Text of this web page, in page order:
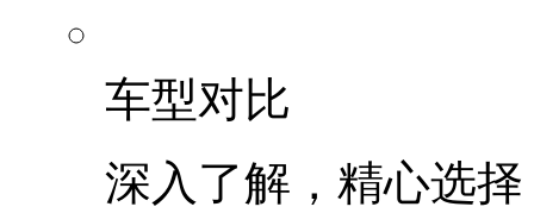
车型对比
深入了解，精心选择